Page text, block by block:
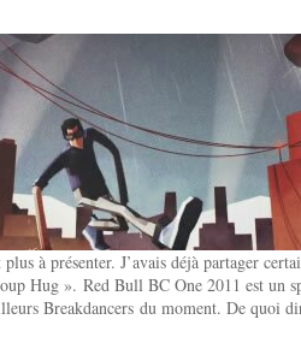
à présenter. J’avais déjà partager
Hug ». Red Bull BC One 2011 est un
Breakdancers du moment. De quoi